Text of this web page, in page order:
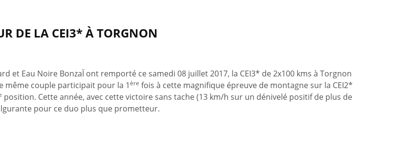
DE LA CEI3* À TORGNON
et Eau Noire BonzaÏ ont remporté ce samedi 08 juillet 2017, la CEI3* de 2x100 kms à Torgnon
même couple participait pour la 1ère fois à cette magnifique épreuve de montagne sur la CEI2*
position. Cette année, avec cette victoire sans tache (13 km/h sur un dénivelé positif de plus de
pour ce duo plus que prometteur.